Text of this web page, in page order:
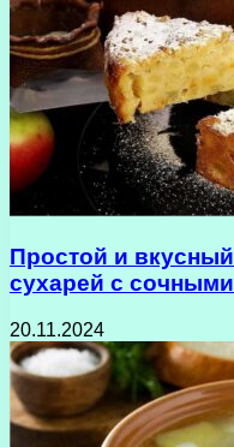
Простой и
сухарей с
20.11.2024